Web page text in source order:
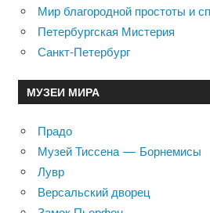
Мир благородной простоты и
Петербургская Мистерия
Санкт-Петербург
МУЗЕИ МИРА
Прадо
Музей Тиссена — Борнемисы
Лувр
Версальский дворец